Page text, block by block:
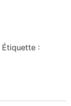
Étiquette :